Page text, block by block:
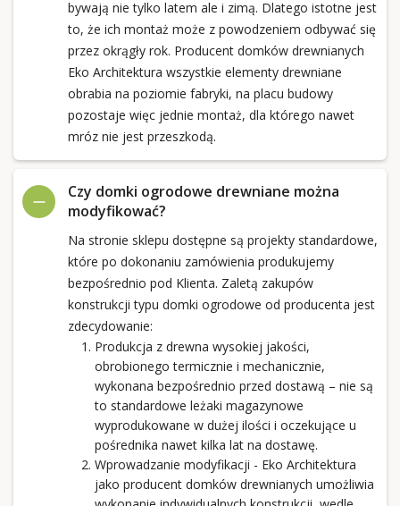
bywają nie tylko latem ale i zimą. Dlatego istotne jest
to, że ich montaż może z powodzeniem odbywać się
przez okrągły rok. Producent domków drewnianych
Eko Architektura wszystkie elementy drewniane
obrabia na poziomie fabryki, na placu budowy
pozostaje więc jednie montaż, dla którego nawet
mróz nie jest przeszkodą.
Czy domki ogrodowe drewniane można
modyfikować?
Na stronie sklepu dostępne są projekty standardowe,
które po dokonaniu zamówienia produkujemy
bezpośrednio pod Klienta. Zaletą zakupów
konstrukcji typu domki ogrodowe od producenta jest
zdecydowanie:
Produkcja z drewna wysokiej jakości,
obrobionego termicznie i mechanicznie,
wykonana bezpośrednio przed dostawą – nie są
to standardowe leżaki magazynowe
wyprodukowane w dużej ilości i oczekujące u
pośrednika nawet kilka lat na dostawę.
Wprowadzanie modyfikacji - Eko Architektura
jako producent domków drewnianych umożliwia